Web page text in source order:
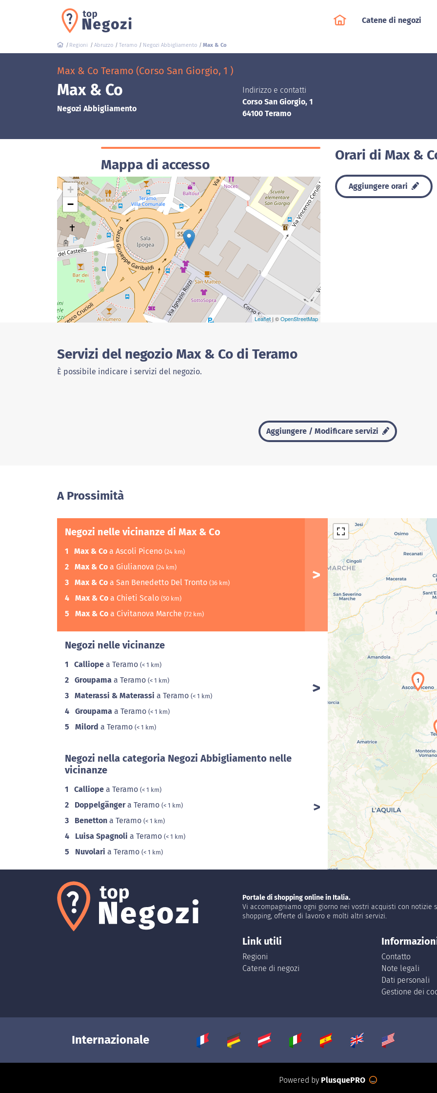
Catene di negozi
Regioni Abruzzo Teramo Negozi Abbigliamento Max & Co
Max & Co Teramo (Corso San Giorgio, 1 )
Max & Co
Negozi Abbigliamento
Indirizzo e contatti
Corso San Giorgio, 1
64100 Teramo
Mappa di accesso
+
−
Leaflet| ©OpenStreetMap
Orari di Max &
Aggiungere orari
Servizi del negozio Max & Co di Teramo
È possibile indicare i servizi del negozio.
Aggiungere / Modificare servizi
A Prossimità
Negozi nelle vicinanze di Max & Co
1 Max & Co a Ascoli Piceno (24 km)
2 Max & Co a Giulianova (24 km)
3 Max & Co a San Benedetto Del Tronto (36 km)
4 Max & Co a Chieti Scalo (50 km)
5 Max & Co a Civitanova Marche (72 km)
Negozi nelle vicinanze
1 Calliope a Teramo (< 1 km)
2 Groupama a Teramo (< 1 km)
3 Materassi & Materassi a Teramo (< 1 km)
4 Groupama a Teramo (< 1 km)
5 Milord a Teramo (< 1 km)
Negozi nella categoria Negozi Abbigliamento nelle
vicinanze
1 Calliope a Teramo (< 1 km)
2 Doppelgängera Teramo (< 1 km)
3 Benetton a Teramo (< 1 km)
4 Luisa Spagnoli a Teramo (< 1 km)
5 Nuvolari a Teramo (< 1 km)
1
Portale di shopping online in Italia.
Vi accompagniamo ogni giorno nei vostri acquisti con notizie
shopping, offerte di lavoro e molti altri servizi.
Link utili
Regioni
Catene di negozi
Contatto
Note legali
Dati personali
Gestione dei
Internazionale
Powered by PlusquePRO